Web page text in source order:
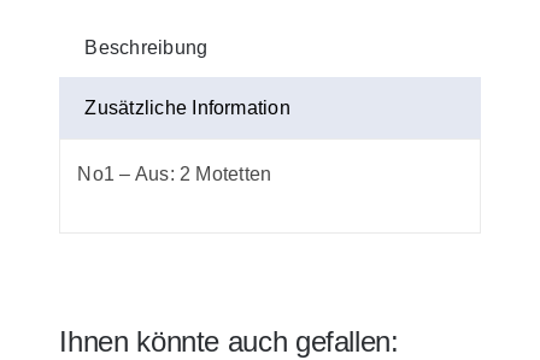
Schlüssel
Beschreibung
Zusätzliche Information
No1 – Aus: 2 Motetten
Ihnen könnte auch gefallen: